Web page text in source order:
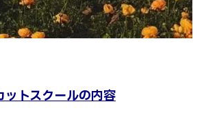
ットスクールの内容